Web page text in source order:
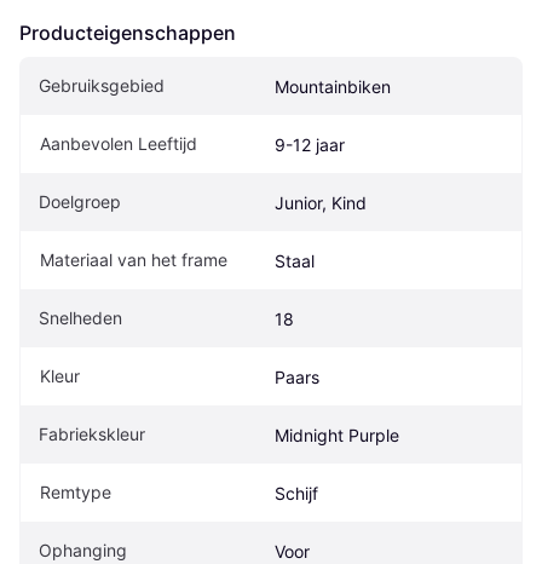
Producteigenschappen
Gebruiksgebied Mountainbiken
Aanbevolen Leeftijd 9-12 jaar
Doelgroep Junior, Kind
Materiaal van het frame Staal
Snelheden 18
Kleur Paars
Fabriekskleur Midnight Purple
Remtype Schijf
Ophanging Voor